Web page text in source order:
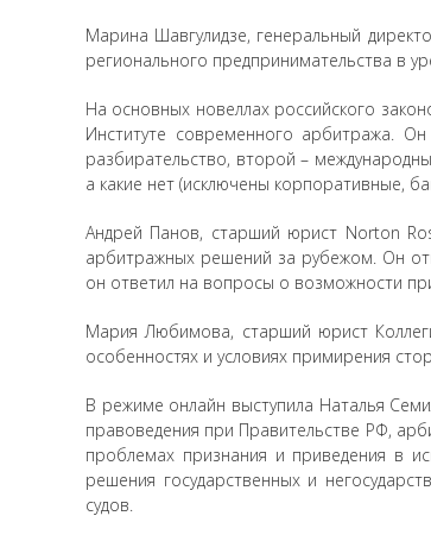
Марина Шавгулидзе, генеральный
регионального предпринимательства в
На основных новеллах российского
Институте современного арбитража.
разбирательство, второй –
а какие нет (исключены корпоративные,
Андрей Панов, старший юрист Norton
арбитражных решений за рубежом. Он
он ответил на вопросы о возможности
Мария Любимова, старший юрист
особенностях и условиях примирения
В режиме онлайн выступила Наталья
правоведения при Правительстве РФ,
проблемах признания и приведения в
решения государственных и
судов.